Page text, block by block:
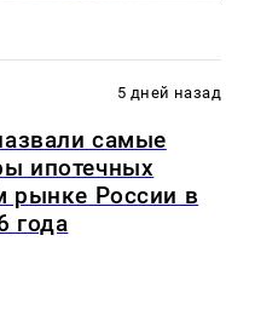
5 дней назад
самые
ипотечных
рынке России в
года